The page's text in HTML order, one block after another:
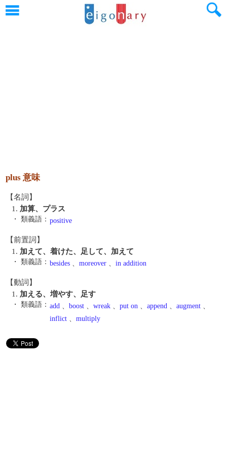
plus 意味
【名詞】
1. 加算、プラス
・ 類義語： positive
【前置詞】
1. 加えて、着けた、足して、加えて
・ 類義語： besides 、 moreover 、 in addition
【動詞】
1. 加える、増やす、足す
・ 類義語： add 、 boost 、 wreak 、 put on 、 append 、 augment 、
inflict 、 multiply